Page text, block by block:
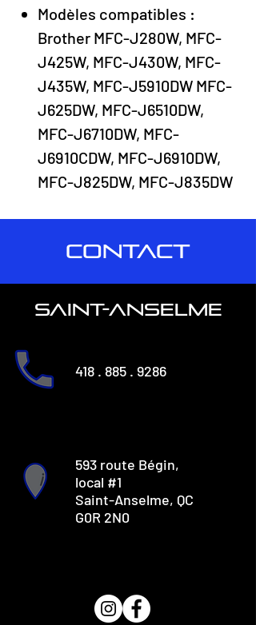
Modèles compatibles :
Brother MFC-J280W, MFC-
J425W, MFC-J430W, MFC-
J435W, MFC-J5910DW MFC-
J625DW, MFC-J6510DW,
MFC-J6710DW, MFC-
J6910CDW, MFC-J6910DW,
MFC-J825DW, MFC-J835DW
CONTACT
saint-anselme
418 . 885 . 9286
593 route Bégin,
local #1
Saint-Anselme, QC
G0R 2N0